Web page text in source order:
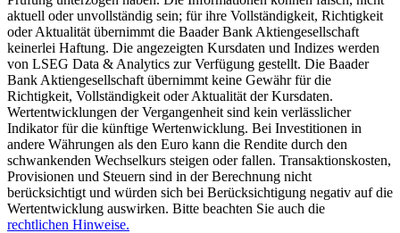
aktuell oder unvollständig sein; für ihre Vollständigkeit, Richtigkeit
oder Aktualität übernimmt die Baader Bank Aktiengesellschaft
keinerlei Haftung. Die angezeigten Kursdaten und Indizes werden
von LSEG Data & Analytics zur Verfügung gestellt. Die Baader
Bank Aktiengesellschaft übernimmt keine Gewähr für die
Richtigkeit, Vollständigkeit oder Aktualität der Kursdaten.
Wertentwicklungen der Vergangenheit sind kein verlässlicher
Indikator für die künftige Wertenwicklung. Bei Investitionen in
andere Währungen als den Euro kann die Rendite durch den
schwankenden Wechselkurs steigen oder fallen. Transaktionskosten,
Provisionen und Steuern sind in der Berechnung nicht
berücksichtigt und würden sich bei Berücksichtigung negativ auf die
Wertentwicklung auswirken. Bitte beachten Sie auch die
rechtlichen Hinweise.